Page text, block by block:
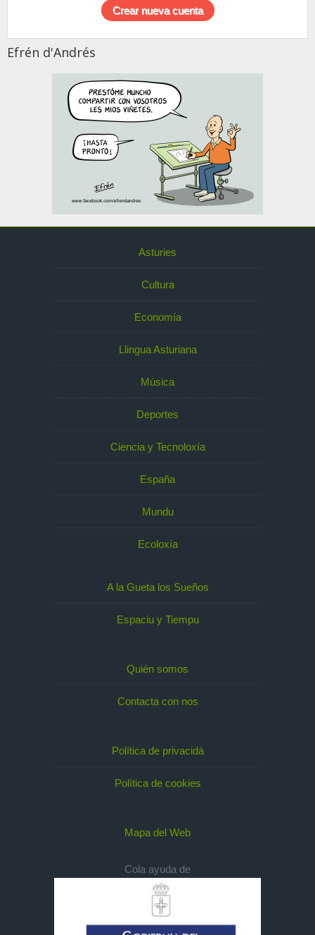
Efrén d'Andrés
Asturies
Cultura
Economía
Llingua Asturiana
Música
Deportes
Ciencia y Tecnoloxía
España
Mundu
Ecoloxía
A la Gueta los Sueños
Espaciu y Tiempu
Quién somos
Contacta con nos
Política de privacidá
Política de cookies
Mapa del Web
Cola ayuda de